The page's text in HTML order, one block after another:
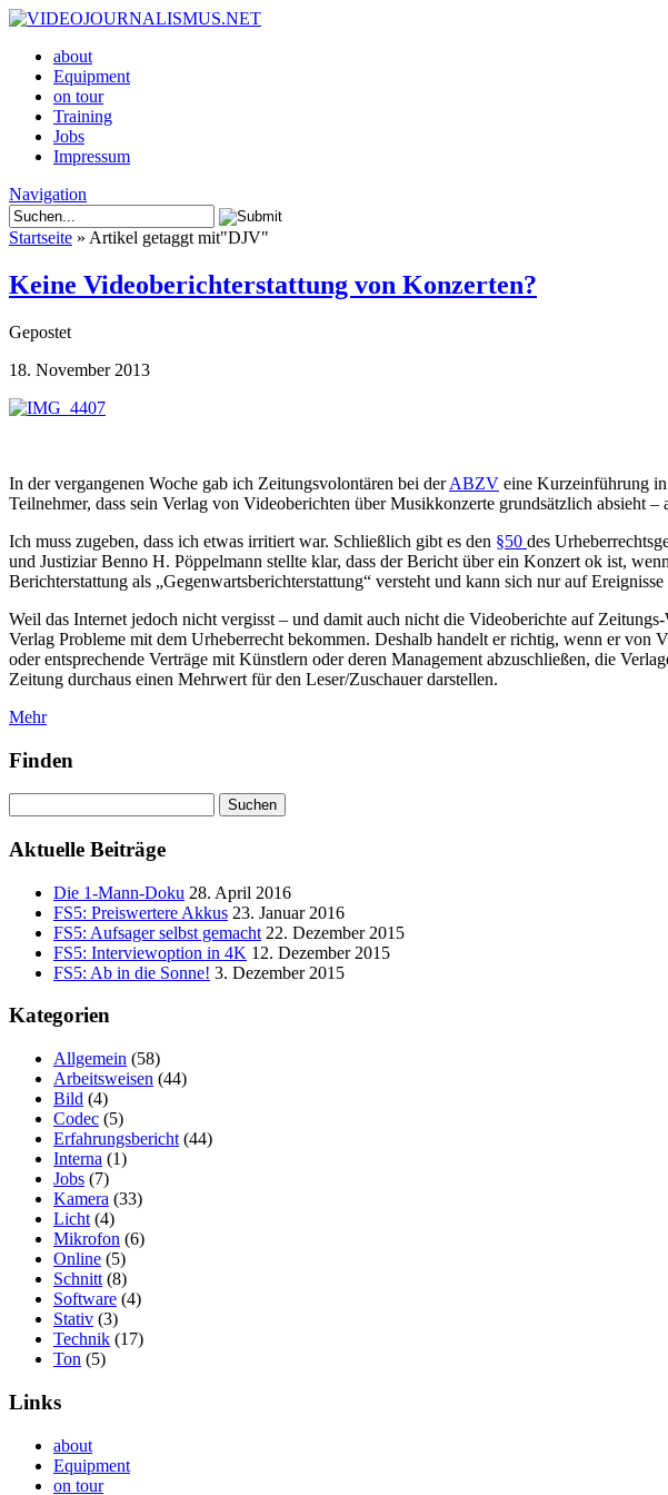
about
Equipment
on tour
Training
Jobs
Impressum
Navigation
Startseite » Artikel getaggt mit"DJV"
Keine Videoberichterstattung von Konzerten?
Gepostet
18. November 2013
In der vergangenen Woche gab ich Zeitungsvolontären bei derABZV eine Kurzeinführung
Teilnehmer, dass sein Verlag von Videoberichten über Musikkonzerte grundsätzlich absieht
Ich muss zugeben, dass ich etwas irritiert war. Schließlich gibt es den §50 des
und Justiziar Benno H. Pöppelmann stellte klar, dass der Bericht über ein Konzert ok ist,
Berichterstattung als „Gegenwartsberichterstattung“ versteht und kann sich nur auf
Weil das Internet jedoch nicht vergisst – und damit auch nicht die Videoberichte auf
Verlag Probleme mit dem Urheberrecht bekommen. Deshalb handelt er richtig, wenn er von
oder entsprechende Verträge mit Künstlern oder deren Management abzuschließen, die
Zeitung durchaus einen Mehrwert für den Leser/Zuschauer darstellen.
Mehr
Finden
nach:
Aktuelle Beiträge
Die 1-Mann-Doku 28. April 2016
FS5: Preiswertere Akkus 23. Januar 2016
FS5: Aufsager selbst gemacht 22. Dezember 2015
FS5: Interviewoption in 4K 12. Dezember 2015
FS5: Ab in die Sonne! 3. Dezember 2015
Kategorien
Allgemein (58)
Arbeitsweisen (44)
Bild (4)
Codec (5)
Erfahrungsbericht (44)
Interna (1)
Jobs (7)
Kamera (33)
Licht (4)
Mikrofon (6)
Online (5)
Schnitt (8)
Software (4)
Stativ (3)
Technik (17)
Ton (5)
Links
about
Equipment
on tour